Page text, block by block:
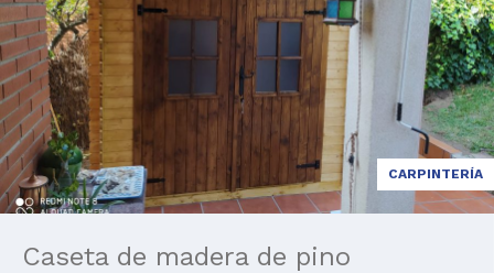
CARPINTERÍA
Caseta de madera de pino